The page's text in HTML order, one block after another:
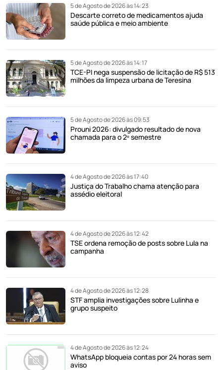
5 de Agosto de 2026 às 14:23
Descarte correto de medicamentos ajuda
saúde pública e meio ambiente
5 de Agosto de 2026 às 14:17
TCE-PI nega suspensão de licitação de R$ 513
milhões da limpeza urbana de Teresina
5 de Agosto de 2026 às 09:53
Prouni 2026: divulgado resultado de nova
chamada para o 2º semestre
4 de Agosto de 2026 às 17:40
Justiça do Trabalho chama atenção para
assédio eleitoral
4 de Agosto de 2026 às 12:42
TSE ordena remoção de posts sobre Lula na
campanha
4 de Agosto de 2026 às 12:28
STF amplia investigações sobre Lulinha e
grupo suspeito
4 de Agosto de 2026 às 12:24
WhatsApp bloqueia contas por 24 horas sem
aviso